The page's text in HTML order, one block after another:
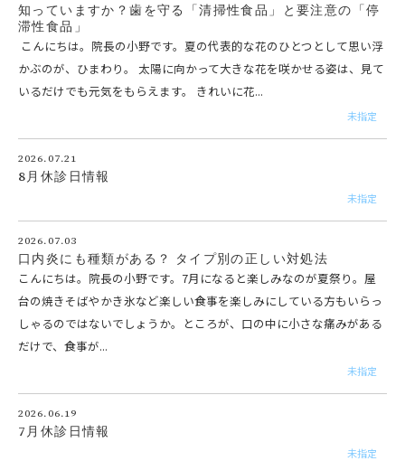
知っていますか？歯を守る「清掃性食品」と要注意の「停
滞性食品」
こんにちは。院長の小野です。夏の代表的な花のひとつとして思い浮
かぶのが、ひまわり。 太陽に向かって大きな花を咲かせる姿は、見て
いるだけでも元気をもらえます。 きれいに花...
未指定
2026.07.21
8月休診日情報
未指定
2026.07.03
口内炎にも種類がある？ タイプ別の正しい対処法
こんにちは。院長の小野です。7月になると楽しみなのが夏祭り。屋
台の焼きそばやかき氷など楽しい食事を楽しみにしている方もいらっ
しゃるのではないでしょうか。ところが、口の中に小さな痛みがある
だけで、食事が...
未指定
2026.06.19
7月休診日情報
未指定